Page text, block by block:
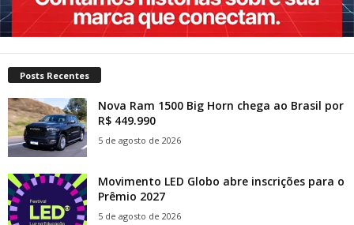
Posts Recentes
Nova Ram 1500 Big Horn chega ao Brasil por
R$ 449.990
5 de agosto de 2026
Movimento LED Globo abre inscrições para o
Prêmio 2027
5 de agosto de 2026